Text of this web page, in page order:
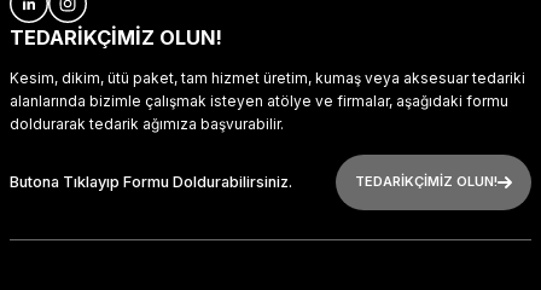
TEDARİKÇİMİZ OLUN!
Kesim, dikim, ütü paket, tam hizmet üretim, kumaş veya aksesuar tedariki
alanlarında bizimle çalışmak isteyen atölye ve firmalar, aşağıdaki formu
doldurarak tedarik ağımıza başvurabilir.
Butona Tıklayıp Formu Doldurabilirsiniz. TEDARİKÇİMİZ OLUN!